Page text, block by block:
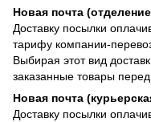
Новая почта
Доставку посылки
тарифу компании-
Выбирая этот вид
заказанные товары перед
Новая почта
Доставку посылки